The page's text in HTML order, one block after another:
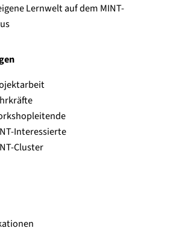
Lernwelt auf dem MINT-
Interessierte
Cluster